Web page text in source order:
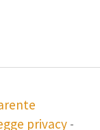
privacy -